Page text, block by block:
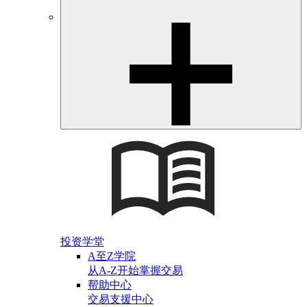
投资学堂
A至Z学院
从A-Z开始掌握交易
帮助中心
交易支援中心